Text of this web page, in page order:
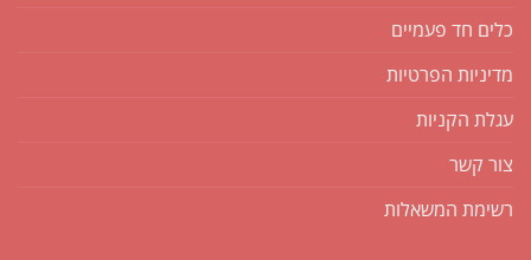
כלים חד פעמיים
מדיניות הפרטיות
עגלת הקניות
צור קשר
רשימת המשאלות